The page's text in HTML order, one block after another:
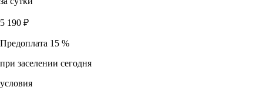
5 190 ₽
Предоплата 15 %
при заселении сегодня
условия